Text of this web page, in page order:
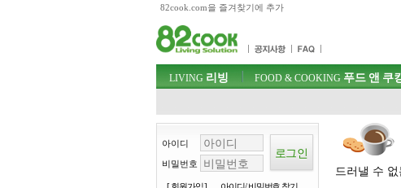
82cook.com을 즐겨찾기에 추가
주메뉴 바로가기
컨텐츠 바로가기
검색 바로가기
로그인 바로가기
주메뉴
LIVING 리빙 FOOD & COOKING 푸드 앤 쿠
아이디
비밀번호 드러낼 수